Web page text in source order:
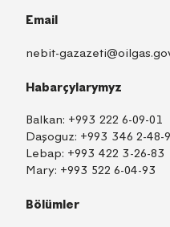
Email
nebit-
Habarçylarymyz
Balkan: +993 222 6-09-01
Daşoguz: +993 346 2-48-
Lebap: +993 422 3-26-83
Mary: +993 522 6-04-93
Bölümler